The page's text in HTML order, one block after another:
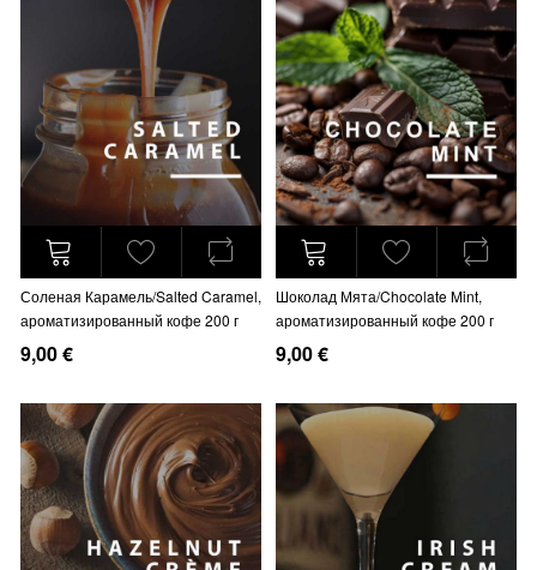
Соленая Карамель/Salted Caramel,
ароматизированный кофе 200 г
9,00 €
Шоколад Мята/Chocolate Mint,
ароматизированный кофе 200 г
9,00 €